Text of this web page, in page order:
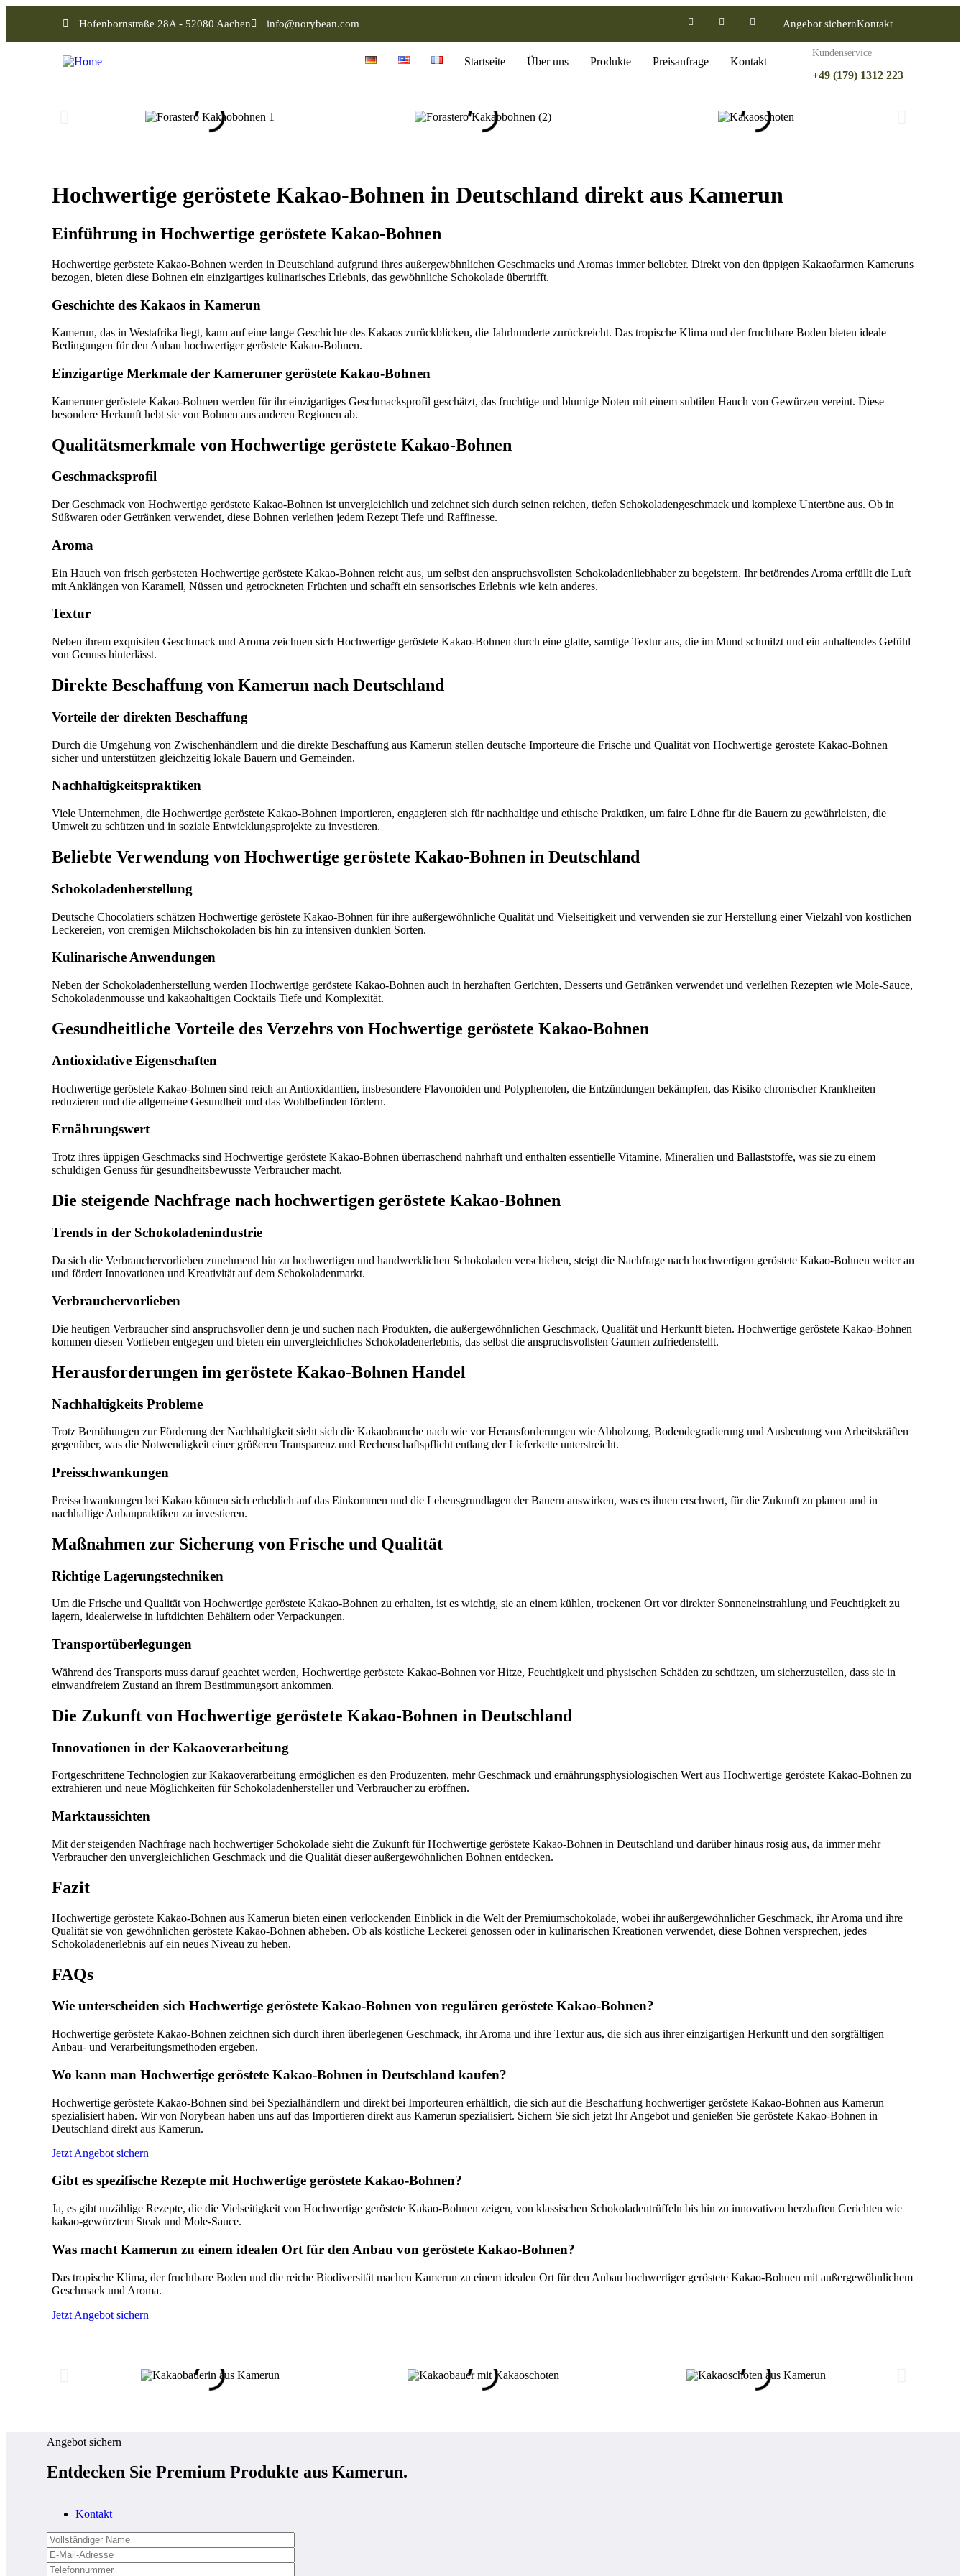
Hofenbornstraße 28A - 52080 Aachen info@norybean.com Angebot sichernKontakt
Startseite Über uns Produkte Preisanfrage Kontakt
Kundenservice
+49 (179) 1312 223
Hochwertige geröstete Kakao-Bohnen in Deutschland direkt aus Kamerun
Einführung in Hochwertige geröstete Kakao-Bohnen
Hochwertige geröstete Kakao-Bohnen werden in Deutschland aufgrund ihres außergewöhnlichen Geschmacks und Aromas immer beliebter. Direkt von den üppigen Kakaofarmen Kameruns
bezogen, bieten diese Bohnen ein einzigartiges kulinarisches Erlebnis, das gewöhnliche Schokolade übertrifft.
Geschichte des Kakaos in Kamerun
Kamerun, das in Westafrika liegt, kann auf eine lange Geschichte des Kakaos zurückblicken, die Jahrhunderte zurückreicht. Das tropische Klima und der fruchtbare Boden bieten ideale
Bedingungen für den Anbau hochwertiger geröstete Kakao-Bohnen.
Einzigartige Merkmale der Kameruner geröstete Kakao-Bohnen
Kameruner geröstete Kakao-Bohnen werden für ihr einzigartiges Geschmacksprofil geschätzt, das fruchtige und blumige Noten mit einem subtilen Hauch von Gewürzen vereint. Diese
besondere Herkunft hebt sie von Bohnen aus anderen Regionen ab.
Qualitätsmerkmale von Hochwertige geröstete Kakao-Bohnen
Geschmacksprofil
Der Geschmack von Hochwertige geröstete Kakao-Bohnen ist unvergleichlich und zeichnet sich durch seinen reichen, tiefen Schokoladengeschmack und komplexe Untertöne aus. Ob in
Süßwaren oder Getränken verwendet, diese Bohnen verleihen jedem Rezept Tiefe und Raffinesse.
Aroma
Ein Hauch von frisch gerösteten Hochwertige geröstete Kakao-Bohnen reicht aus, um selbst den anspruchsvollsten Schokoladenliebhaber zu begeistern. Ihr betörendes Aroma erfüllt die Luft
mit Anklängen von Karamell, Nüssen und getrockneten Früchten und schafft ein sensorisches Erlebnis wie kein anderes.
Textur
Neben ihrem exquisiten Geschmack und Aroma zeichnen sich Hochwertige geröstete Kakao-Bohnen durch eine glatte, samtige Textur aus, die im Mund schmilzt und ein anhaltendes Gefühl
von Genuss hinterlässt.
Direkte Beschaffung von Kamerun nach Deutschland
Vorteile der direkten Beschaffung
Durch die Umgehung von Zwischenhändlern und die direkte Beschaffung aus Kamerun stellen deutsche Importeure die Frische und Qualität von Hochwertige geröstete Kakao-Bohnen
sicher und unterstützen gleichzeitig lokale Bauern und Gemeinden.
Nachhaltigkeitspraktiken
Viele Unternehmen, die Hochwertige geröstete Kakao-Bohnen importieren, engagieren sich für nachhaltige und ethische Praktiken, um faire Löhne für die Bauern zu gewährleisten, die
Umwelt zu schützen und in soziale Entwicklungsprojekte zu investieren.
Beliebte Verwendung von Hochwertige geröstete Kakao-Bohnen in Deutschland
Schokoladenherstellung
Deutsche Chocolatiers schätzen Hochwertige geröstete Kakao-Bohnen für ihre außergewöhnliche Qualität und Vielseitigkeit und verwenden sie zur Herstellung einer Vielzahl von köstlichen
Leckereien, von cremigen Milchschokoladen bis hin zu intensiven dunklen Sorten.
Kulinarische Anwendungen
Neben der Schokoladenherstellung werden Hochwertige geröstete Kakao-Bohnen auch in herzhaften Gerichten, Desserts und Getränken verwendet und verleihen Rezepten wie Mole-Sauce,
Schokoladenmousse und kakaohaltigen Cocktails Tiefe und Komplexität.
Gesundheitliche Vorteile des Verzehrs von Hochwertige geröstete Kakao-Bohnen
Antioxidative Eigenschaften
Hochwertige geröstete Kakao-Bohnen sind reich an Antioxidantien, insbesondere Flavonoiden und Polyphenolen, die Entzündungen bekämpfen, das Risiko chronischer Krankheiten
reduzieren und die allgemeine Gesundheit und das Wohlbefinden fördern.
Ernährungswert
Trotz ihres üppigen Geschmacks sind Hochwertige geröstete Kakao-Bohnen überraschend nahrhaft und enthalten essentielle Vitamine, Mineralien und Ballaststoffe, was sie zu einem
schuldigen Genuss für gesundheitsbewusste Verbraucher macht.
Die steigende Nachfrage nach hochwertigen geröstete Kakao-Bohnen
Trends in der Schokoladenindustrie
Da sich die Verbrauchervorlieben zunehmend hin zu hochwertigen und handwerklichen Schokoladen verschieben, steigt die Nachfrage nach hochwertigen geröstete Kakao-Bohnen weiter an
und fördert Innovationen und Kreativität auf dem Schokoladenmarkt.
Verbrauchervorlieben
Die heutigen Verbraucher sind anspruchsvoller denn je und suchen nach Produkten, die außergewöhnlichen Geschmack, Qualität und Herkunft bieten. Hochwertige geröstete Kakao-Bohnen
kommen diesen Vorlieben entgegen und bieten ein unvergleichliches Schokoladenerlebnis, das selbst die anspruchsvollsten Gaumen zufriedenstellt.
Herausforderungen im geröstete Kakao-Bohnen Handel
Nachhaltigkeits Probleme
Trotz Bemühungen zur Förderung der Nachhaltigkeit sieht sich die Kakaobranche nach wie vor Herausforderungen wie Abholzung, Bodendegradierung und Ausbeutung von Arbeitskräften
gegenüber, was die Notwendigkeit einer größeren Transparenz und Rechenschaftspflicht entlang der Lieferkette unterstreicht.
Preisschwankungen
Preisschwankungen bei Kakao können sich erheblich auf das Einkommen und die Lebensgrundlagen der Bauern auswirken, was es ihnen erschwert, für die Zukunft zu planen und in
nachhaltige Anbaupraktiken zu investieren.
Maßnahmen zur Sicherung von Frische und Qualität
Richtige Lagerungstechniken
Um die Frische und Qualität von Hochwertige geröstete Kakao-Bohnen zu erhalten, ist es wichtig, sie an einem kühlen, trockenen Ort vor direkter Sonneneinstrahlung und Feuchtigkeit zu
lagern, idealerweise in luftdichten Behältern oder Verpackungen.
Transportüberlegungen
Während des Transports muss darauf geachtet werden, Hochwertige geröstete Kakao-Bohnen vor Hitze, Feuchtigkeit und physischen Schäden zu schützen, um sicherzustellen, dass sie in
einwandfreiem Zustand an ihrem Bestimmungsort ankommen.
Die Zukunft von Hochwertige geröstete Kakao-Bohnen in Deutschland
Innovationen in der Kakaoverarbeitung
Fortgeschrittene Technologien zur Kakaoverarbeitung ermöglichen es den Produzenten, mehr Geschmack und ernährungsphysiologischen Wert aus Hochwertige geröstete Kakao-Bohnen zu
extrahieren und neue Möglichkeiten für Schokoladenhersteller und Verbraucher zu eröffnen.
Marktaussichten
Mit der steigenden Nachfrage nach hochwertiger Schokolade sieht die Zukunft für Hochwertige geröstete Kakao-Bohnen in Deutschland und darüber hinaus rosig aus, da immer mehr
Verbraucher den unvergleichlichen Geschmack und die Qualität dieser außergewöhnlichen Bohnen entdecken.
Fazit
Hochwertige geröstete Kakao-Bohnen aus Kamerun bieten einen verlockenden Einblick in die Welt der Premiumschokolade, wobei ihr außergewöhnlicher Geschmack, ihr Aroma und ihre
Qualität sie von gewöhnlichen geröstete Kakao-Bohnen abheben. Ob als köstliche Leckerei genossen oder in kulinarischen Kreationen verwendet, diese Bohnen versprechen, jedes
Schokoladenerlebnis auf ein neues Niveau zu heben.
FAQs
Wie unterscheiden sich Hochwertige geröstete Kakao-Bohnen von regulären geröstete Kakao-Bohnen?
Hochwertige geröstete Kakao-Bohnen zeichnen sich durch ihren überlegenen Geschmack, ihr Aroma und ihre Textur aus, die sich aus ihrer einzigartigen Herkunft und den sorgfältigen
Anbau- und Verarbeitungsmethoden ergeben.
Wo kann man Hochwertige geröstete Kakao-Bohnen in Deutschland kaufen?
Hochwertige geröstete Kakao-Bohnen sind bei Spezialhändlern und direkt bei Importeuren erhältlich, die sich auf die Beschaffung hochwertiger geröstete Kakao-Bohnen aus Kamerun
spezialisiert haben. Wir von Norybean haben uns auf das Importieren direkt aus Kamerun spezialisiert. Sichern Sie sich jetzt Ihr Angebot und genießen Sie geröstete Kakao-Bohnen in
Deutschland direkt aus Kamerun.
Jetzt Angebot sichern
Gibt es spezifische Rezepte mit Hochwertige geröstete Kakao-Bohnen?
Ja, es gibt unzählige Rezepte, die die Vielseitigkeit von Hochwertige geröstete Kakao-Bohnen zeigen, von klassischen Schokoladentrüffeln bis hin zu innovativen herzhaften Gerichten wie
kakao-gewürztem Steak und Mole-Sauce.
Was macht Kamerun zu einem idealen Ort für den Anbau von geröstete Kakao-Bohnen?
Das tropische Klima, der fruchtbare Boden und die reiche Biodiversität machen Kamerun zu einem idealen Ort für den Anbau hochwertiger geröstete Kakao-Bohnen mit außergewöhnlichem
Geschmack und Aroma.
Jetzt Angebot sichern
Angebot sichern
Entdecken Sie Premium Produkte aus Kamerun.
Kontakt